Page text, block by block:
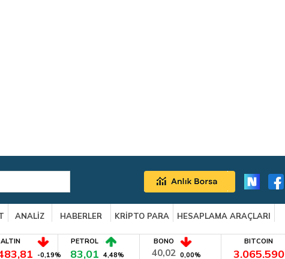
ANALİZ HABERLER KRİPTO PARA
HESAPLAMA ARAÇLARI
ALTIN
-0,19%
PETROL
83,01 4,48%
BONO
40,02 0,00%
BITCOIN
3.065.590